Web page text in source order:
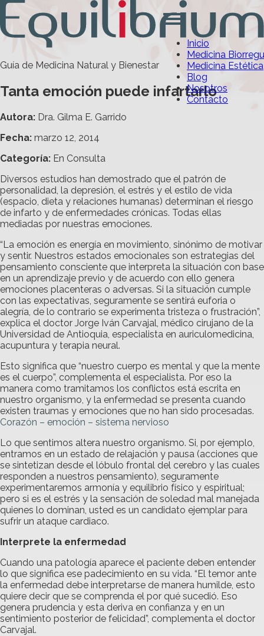
Inicio
Medicina
Medicina Estética
Blog
Nosotros
Contacto
Guía de Medicina Natural y Bienestar
Tanta emoción puede infartarlo
Autora: Dra. Gilma E. Garrido
Fecha: marzo 12, 2014
Categoría: En Consulta
Diversos estudios han demostrado que el patrón de
personalidad, la depresión, el estrés y el estilo de vida
(espacio, dieta y relaciones humanas) determinan el riesgo
de infarto y de enfermedades crónicas. Todas ellas
mediadas por nuestras emociones.
“La emoción es energía en movimiento, sinónimo de motivar
y sentir. Nuestros estados emocionales son estrategias del
pensamiento consciente que interpreta la situación con base
en un aprendizaje previo y de acuerdo con ello genera
emociones placenteras o adversas. Si la situación cumple
con las expectativas, seguramente se sentirá euforia o
alegría, de lo contrario se experimenta tristeza o frustración”,
explica el doctor Jorge Iván Carvajal, médico cirujano de la
Universidad de Antioquia, especialista en auriculomedicina,
acupuntura y terapia neural.
Esto significa que “nuestro cuerpo es mental y que la mente
es el cuerpo”, complementa el especialista. Por eso la
manera como tramitamos los conflictos está escrita en
nuestro organismo, y la enfermedad se presenta cuando
existen traumas y emociones que no han sido procesadas.
Corazón – emoción – sistema nervioso
Lo que sentimos altera nuestro organismo. Si, por ejemplo,
entramos en un estado de relajación y pausa (acciones que
se sintetizan desde el lóbulo frontal del cerebro y las cuales
responden a nuestros pensamiento), seguramente
experimentaremos armonía y equilibrio físico y espiritual;
pero si es el estrés y la sensación de soledad mal manejada
quienes lo dominan, usted es un candidato ejemplar para
sufrir un ataque cardiaco.
Interprete la enfermedad
Cuando una patología aparece el paciente deben entender
lo que significa ese padecimiento en su vida. “El temor ante
la enfermedad debe interpretarse de manera humilde, esto
quiere decir que se comprenda el por qué sucedió. Eso
genera prudencia y esta deriva en confianza y en un
sentimiento posterior de felicidad”, complementa el doctor
Carvajal.